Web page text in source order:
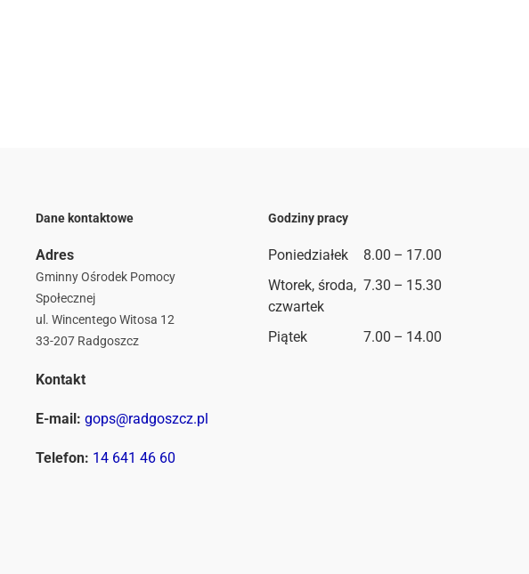
Dane kontaktowe
Adres
Gminny Ośrodek Pomocy
Społecznej
ul. Wincentego Witosa 12
33-207 Radgoszcz
Kontakt
E-mail: gops@radgoszcz.pl
Telefon: 14 641 46 60
Godziny pracy
Poniedziałek
8.00 – 17.00
Wtorek, środa,
czwartek
7.30 – 15.30
Piątek 7.00 – 14.00